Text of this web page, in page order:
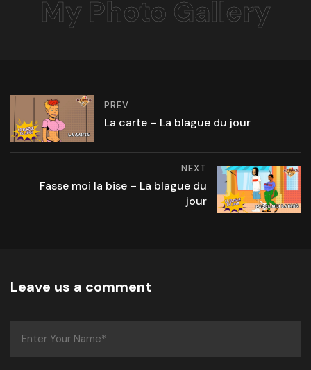
My Photo Gallery
PREV
La carte – La blague du jour
NEXT
Fasse moi la bise – La blague du
jour
Leave us a comment